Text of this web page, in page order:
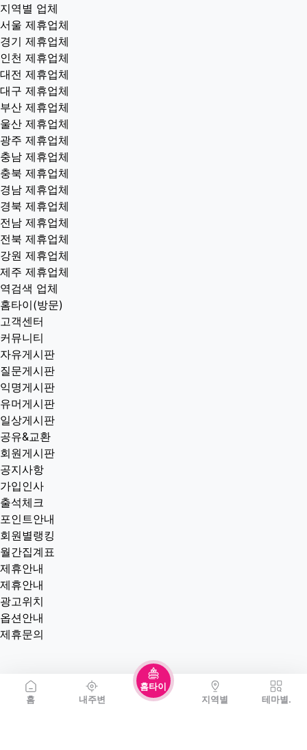
홈 내주변
홈타이
지역별
테마별.
지역별 업체
서울 제휴업체
경기 제휴업체
인천 제휴업체
대전 제휴업체
대구 제휴업체
부산 제휴업체
울산 제휴업체
광주 제휴업체
충남 제휴업체
충북 제휴업체
경남 제휴업체
경북 제휴업체
전남 제휴업체
전북 제휴업체
강원 제휴업체
제주 제휴업체
역검색 업체
홈타이(방문)
고객센터
커뮤니티
자유게시판
질문게시판
익명게시판
유머게시판
일상게시판
공유&교환
회원게시판
공지사항
가입인사
출석체크
포인트안내
회원별랭킹
월간집계표
제휴안내
제휴안내
광고위치
옵션안내
제휴문의